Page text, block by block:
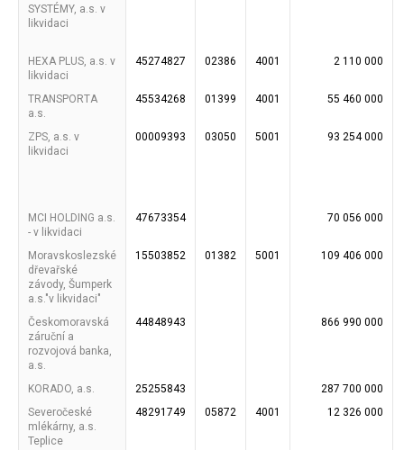
SYSTÉMY, a.s. v
likvidaci
HEXA PLUS, a.s. v
likvidaci
45274827 02386 4001 2 110 000
TRANSPORTA
a.s.
45534268 01399 4001 55 460 000
ZPS, a.s. v
likvidaci
00009393 03050 5001 93 254 000
MCI HOLDING a.s.
- v likvidaci
47673354 70 056 000
Moravskoslezské
dřevařské
závody, Šumperk
a.s."v likvidaci"
15503852 01382 5001 109 406 000
Českomoravská
záruční a
rozvojová banka,
a.s.
44848943 866 990 000
KORADO, a.s. 25255843
287 700 000
Severočeské
mlékárny, a.s.
Teplice
48291749 05872 4001 12 326 000